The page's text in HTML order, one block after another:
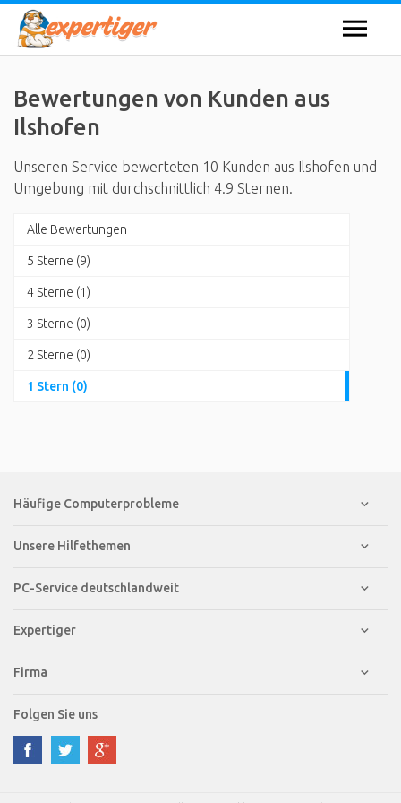
Bewertungen von Kunden aus
Ilshofen
Unseren Service bewerteten 10 Kunden aus Ilshofen und
Umgebung mit durchschnittlich 4.9 Sternen.
Alle Bewertungen
5 Sterne (9)
4 Sterne (1)
3 Sterne (0)
2 Sterne (0)
1 Stern (0)
Häufige Computerprobleme
Unsere Hilfethemen
PC-Service deutschlandweit
Expertiger
Firma
Folgen Sie uns